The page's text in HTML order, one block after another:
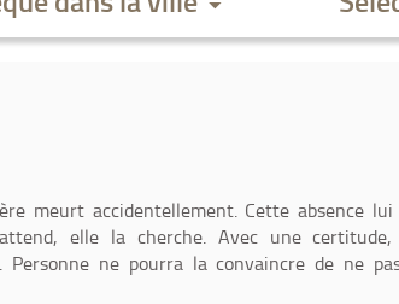
meurt accidentellement. Cette absence
elle la cherche. Avec une
ne pourra la convaincre de ne